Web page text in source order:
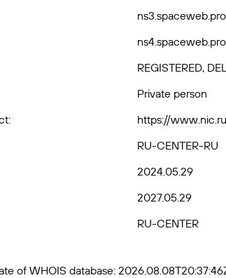
ns3.spaceweb.pro
ns4.spaceweb.pro
REGISTERED,
Private person
:
https://
RU-CENTER-RU
2024.05.29
2027.05.29
RU-CENTER
of WHOIS database: